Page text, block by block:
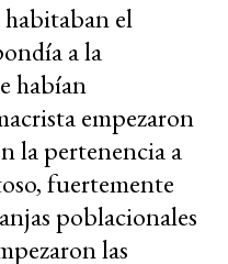
habitaban el
a la
habían
empezaron
la pertenencia a
fuertemente
poblacionales
las